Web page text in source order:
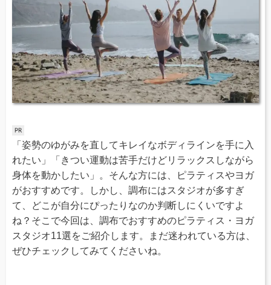
「姿勢のゆがみを直してキレイなボディラインを手に入
れたい」「きつい運動は苦手だけどリラックスしながら
身体を動かしたい」。そんな方には、ピラティスやヨガ
がおすすめです。しかし、調布にはスタジオが多すぎ
て、どこが自分にぴったりなのか判断しにくいですよ
ね？そこで今回は、調布でおすすめのピラティス・ヨガ
スタジオ11選をご紹介します。まだ迷われている方は、
ぜひチェックしてみてくださいね。